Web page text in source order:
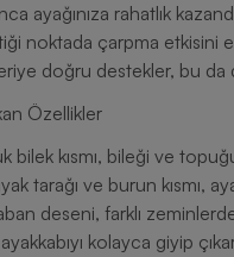
ayağınıza rahatlık
noktada çarpma etkisini
doğru destekler, bu
Özellikler
bilek kısmı, bileği ve
tarağı ve burun kısmı,
deseni, farklı
ayakkabıyı kolayca giyip